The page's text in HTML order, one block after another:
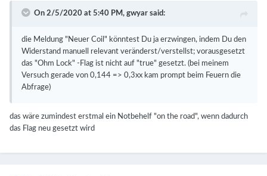
On 2/5/2020 at 5:40 PM, gwyar said:
die Meldung "Neuer Coil" könntest Du ja erzwingen, indem Du den
Widerstand manuell relevant veränderst/verstellst; vorausgesetzt
das "Ohm Lock" -Flag ist nicht auf "true" gesetzt. (bei meinem
Versuch gerade von 0,144 => 0,3xx kam prompt beim Feuern die
Abfrage)
das wäre zumindest erstmal ein Notbehelf "on the road", wenn dadurch
das Flag neu gesetzt wird